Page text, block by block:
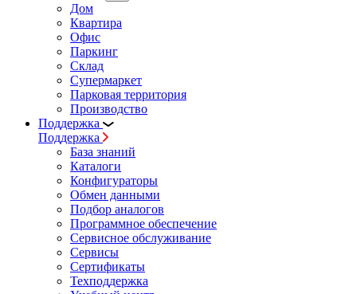
Дом
Квартира
Офис
Паркинг
Склад
Супермаркет
Парковая территория
Производство
Поддержка
Поддержка
База знаний
Каталоги
Конфигураторы
Обмен данными
Подбор аналогов
Программное обеспечение
Сервисное обслуживание
Сервисы
Сертификаты
Техподдержка